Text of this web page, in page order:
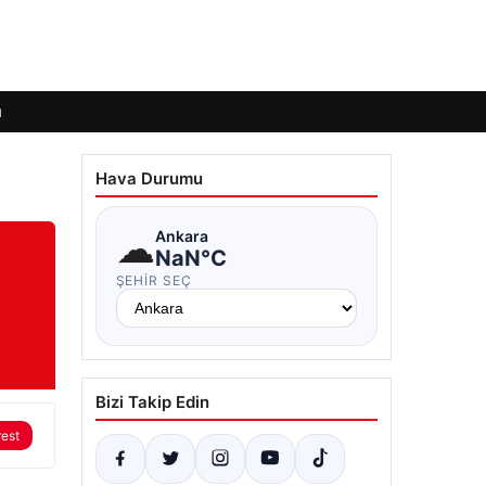
Hava Durumu
☁Ankara
NaN°C
ŞEHIR SEÇ
Bizi Takip Edin